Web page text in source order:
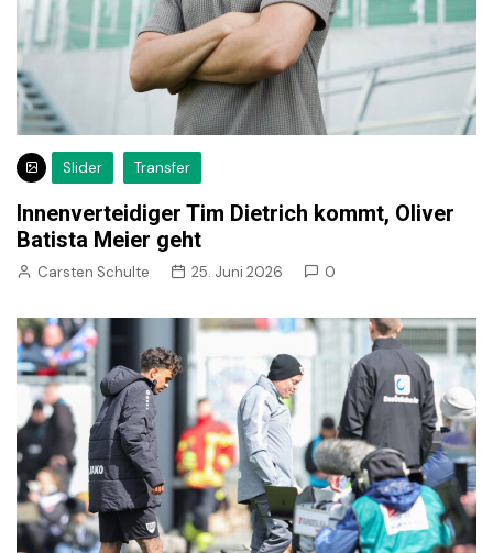
Slider Transfer
Innenverteidiger Tim Dietrich kommt, Oliver
Batista Meier geht
Carsten Schulte 25. Juni 2026 0